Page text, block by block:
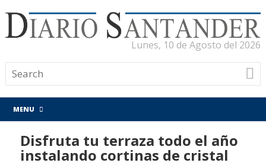
Lunes, 10 de Agosto del 2026
MENU
Disfruta tu terraza todo el año
instalando cortinas de cristal